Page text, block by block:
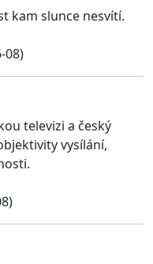
kam slunce nesvítí.
08)
televizi a český
vysílání,